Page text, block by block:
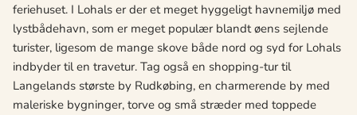
feriehuset. I Lohals er der et meget hyggeligt havnemiljø med
lystbådehavn, som er meget populær blandt øens sejlende
turister, ligesom de mange skove både nord og syd for Lohals
indbyder til en travetur. Tag også en shopping-tur til
Langelands største by Rudkøbing, en charmerende by med
maleriske bygninger, torve og små stræder med toppede